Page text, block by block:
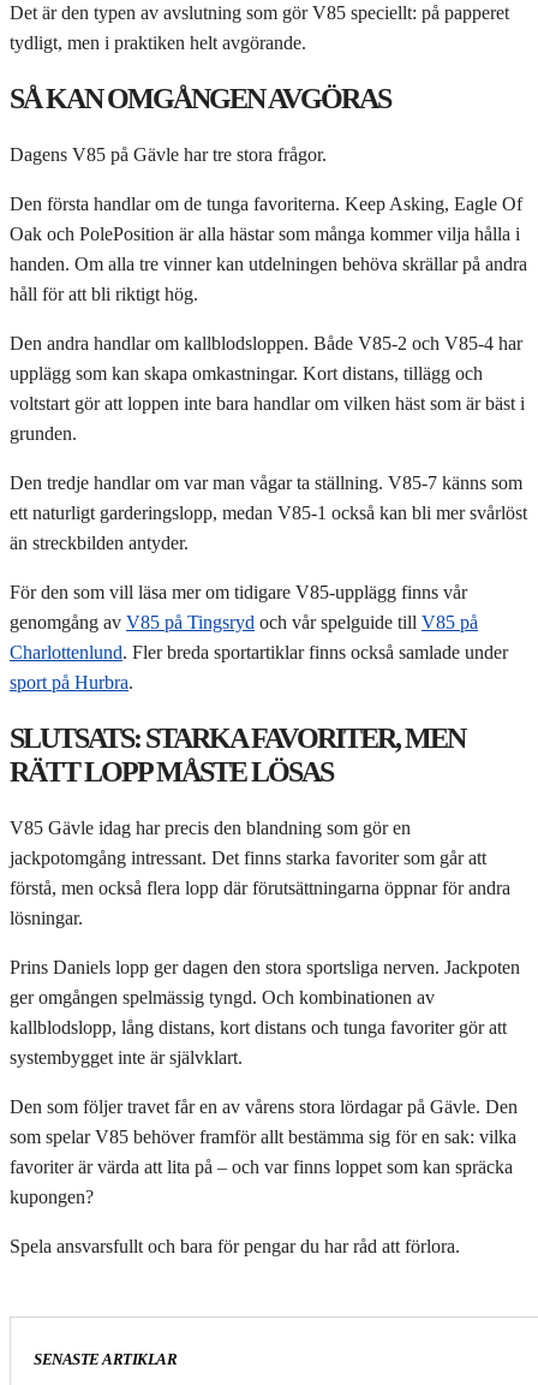
Det är den typen av avslutning som gör V85 speciellt: på papperet
tydligt, men i praktiken helt avgörande.
SÅ KAN OMGÅNGEN AVGÖRAS
Dagens V85 på Gävle har tre stora frågor.
Den första handlar om de tunga favoriterna. Keep Asking, Eagle Of
Oak och PolePosition är alla hästar som många kommer vilja hålla i
handen. Om alla tre vinner kan utdelningen behöva skrällar på andra
håll för att bli riktigt hög.
Den andra handlar om kallblodsloppen. Både V85-2 och V85-4 har
upplägg som kan skapa omkastningar. Kort distans, tillägg och
voltstart gör att loppen inte bara handlar om vilken häst som är bäst i
grunden.
Den tredje handlar om var man vågar ta ställning. V85-7 känns som
ett naturligt garderingslopp, medan V85-1 också kan bli mer svårlöst
än streckbilden antyder.
För den som vill läsa mer om tidigare V85-upplägg finns vår
genomgång av V85 på Tingsryd och vår spelguide till V85 på
Charlottenlund. Fler breda sportartiklar finns också samlade under
sport på Hurbra.
SLUTSATS: STARKA FAVORITER, MEN
RÄTT LOPP MÅSTE LÖSAS
V85 Gävle idag har precis den blandning som gör en
jackpotomgång intressant. Det finns starka favoriter som går att
förstå, men också flera lopp där förutsättningarna öppnar för andra
lösningar.
Prins Daniels lopp ger dagen den stora sportsliga nerven. Jackpoten
ger omgången spelmässig tyngd. Och kombinationen av
kallblodslopp, lång distans, kort distans och tunga favoriter gör att
systembygget inte är självklart.
Den som följer travet får en av vårens stora lördagar på Gävle. Den
som spelar V85 behöver framför allt bestämma sig för en sak: vilka
favoriter är värda att lita på – och var finns loppet som kan spräcka
kupongen?
Spela ansvarsfullt och bara för pengar du har råd att förlora.
SENASTE ARTIKLAR